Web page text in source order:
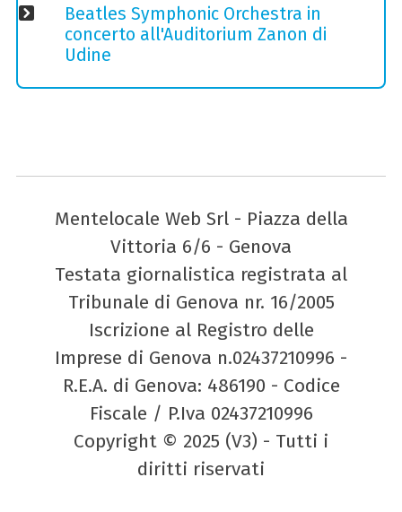
Beatles Symphonic Orchestra in
concerto all'Auditorium Zanon di
Udine
Mentelocale Web Srl - Piazza della
Vittoria 6/6 - Genova
Testata giornalistica registrata al
Tribunale di Genova nr. 16/2005
Iscrizione al Registro delle
Imprese di Genova n.02437210996 -
R.E.A. di Genova: 486190 - Codice
Fiscale / P.Iva 02437210996
Copyright © 2025 (V3) - Tutti i
diritti riservati